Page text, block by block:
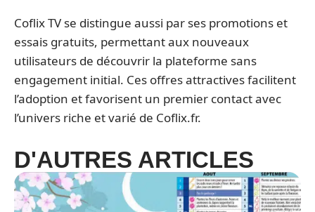
Coflix TV se distingue aussi par ses promotions et
essais gratuits, permettant aux nouveaux
utilisateurs de découvrir la plateforme sans
engagement initial. Ces offres attractives facilitent
l’adoption et favorisent un premier contact avec
l’univers riche et varié de Coflix.fr.
D'AUTRES ARTICLES